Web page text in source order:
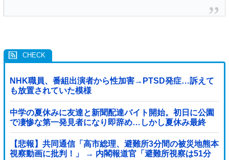
NHK職員、番組出演者から性加害→PTSD発症…訴えて
も放置されていた模様
中学の夏休みに友達と新聞配達バイト開始。初日に公園
で凄惨な第一発見者になり即辞め…しかし夏休み最終
日、バイトを続けた友人の身に起きた「更なる悲劇」←
このバイト先、呪われすぎだろ
【悲報】共同通信「高市総理、避難所3分間の被災地熊本
視察動画に批判！」 → 内閣報道官「避難所視察は51分